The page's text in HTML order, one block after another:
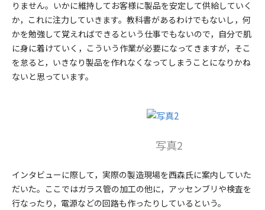
りません。いかに維持してお客様に製品を安定して供給していく
か，これに注力していきます。教科書があるわけでもないし，何
かを勉強して覚えればできるという仕事でもないので，自分で肌
に身に着けていく，こういう作業が必要になってきますが，そこ
を怠ると，いきなり製品を作れなくなってしまうことになりかね
ないと思っています。
写真2
インタビューに際して，実際の製造現場を西森氏に案内していた
だいた。ここではガラス管の加工の他に，アッセンブリや検査を
行なったり，電源などの回路も作ったりしているという。